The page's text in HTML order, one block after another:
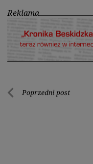
Reklama
Nawigacja
Poprzedni post